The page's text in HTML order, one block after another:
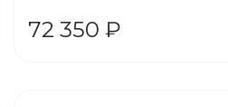
72 350 ₽